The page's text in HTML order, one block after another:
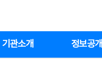
기관소개 정보공개